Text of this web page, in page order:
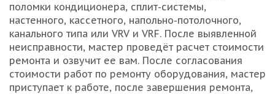
поломки кондиционера, сплит-системы,
настенного, кассетного, напольно-потолочного,
канального типа или VRV и VRF. После выявленной
неисправности, мастер проведёт расчет стоимости
ремонта и озвучит ее вам. После согласования
стоимости работ по ремонту оборудования, мастер
приступает к работе, после завершения ремонта,